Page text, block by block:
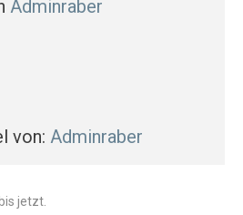
Adminraber
von: Adminraber
jetzt.